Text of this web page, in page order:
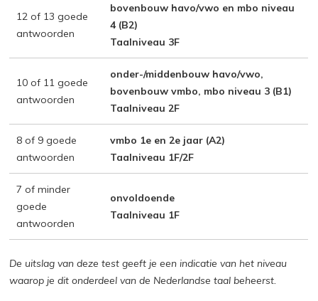
12 of 13 goede
antwoorden
bovenbouw havo/vwo en mbo niveau
4 (B2)
Taalniveau 3F
10 of 11 goede
antwoorden
onder-/middenbouw havo/vwo,
bovenbouw vmbo, mbo niveau 3 (B1)
Taalniveau 2F
8 of 9 goede
antwoorden
vmbo 1e en 2e jaar (A2)
Taalniveau 1F/2F
7 of minder
goede
antwoorden
onvoldoende
Taalniveau 1F
De uitslag van deze test geeft je een indicatie van het niveau
waarop je dit onderdeel van de Nederlandse taal beheerst.